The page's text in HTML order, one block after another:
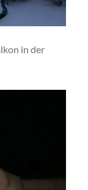
in der